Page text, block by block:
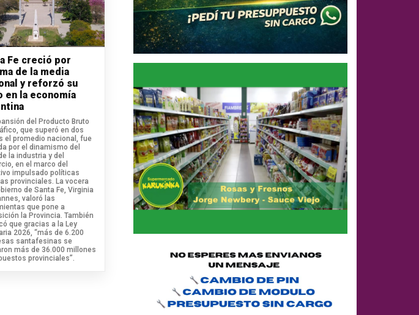
Fe creció por
de la media
y reforzó su
en la economía
del Producto Bruto
que superó en dos
el promedio nacional, fue
por el dinamismo del
la industria y del
en el marco del
impulsado políticas
provinciales. La vocera
de Santa Fe, Virginia
valoró las
que pone a
la Provincia. También
que gracias a la Ley
2026, “más de 6.200
santafesinas se
más de 36.000 millones
provinciales”.